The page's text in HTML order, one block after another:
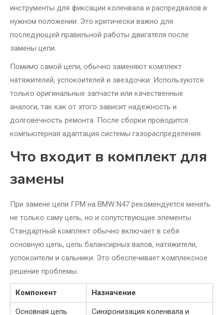
инструменты для фиксации коленвала и распредвалов в
нужном положении. Это критически важно для
последующей правильной работы двигателя после
замены цепи.
Помимо самой цепи, обычно заменяют комплект
натяжителей, успокоителей и звездочки. Используются
только оригинальные запчасти или качественные
аналоги, так как от этого зависит надежность и
долговечность ремонта. После сборки проводится
компьютерная адаптация системы газораспределения.
Что входит в комплект для
замены
При замене цепи ГРМ на BMW N47 рекомендуется менять
не только саму цепь, но и сопутствующие элементы.
Стандартный комплект обычно включает в себя
основную цепь, цепь балансирных валов, натяжители,
успокоители и сальники. Это обеспечивает комплексное
решение проблемы.
Компонент Назначение
Основная цепь Синхронизация коленвала и